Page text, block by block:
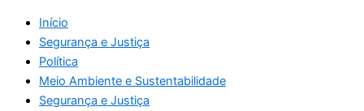
Início
Segurança e Justiça
Política
Meio Ambiente e Sustentabilidade
Segurança e Justiça